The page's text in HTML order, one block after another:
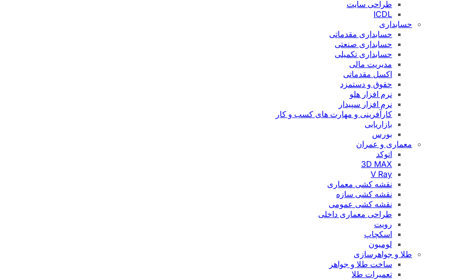
طراحی سایت
ICDL
حسابداری
حسابداری مقدماتی
حسابداری صنعتی
حسابداری تکمیلی
مدیریت مالی
اکسل مقدماتی
حقوق و دستمزد
نرم افزار هلو
نرم افزار سپیدار
کارآفرینی و مهارت های کسب و کار
بازاریابی
بورس
معماری و عمران
اتوکد
3D MAX
V Ray
نقشه کشی معماری
نقشه کشی سازه
نقشه کشی عمومی
طراحی معماری داخلی
رویت
اسکچاپ
لومیون
طلا و جواهرسازی
ساخت طلا و جواهر
تعمیرات طلا